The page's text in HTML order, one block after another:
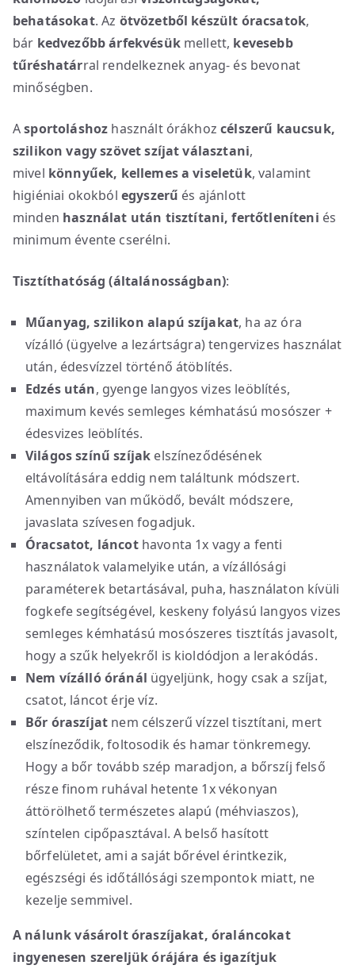
behatásokat. Az ötvözetből készült óracsatok,
bár kedvezőbb árfekvésükmellett, kevesebb
tűréshatárral rendelkeznek anyag- és bevonat
minőségben.
Asportoláshoz használt órákhozcélszerű kaucsuk,
szilikon vagy szövet szíjat választani,
mivel könnyűek, kellemes a viseletük, valamint
higiéniai okokból egyszerű és ajánlott
minden használat után tisztítani, fertőtleníteni és
minimum évente cserélni.
Tisztíthatóság (általánosságban):
Műanyag, szilikon alapú szíjakat, ha az óra
vízálló (ügyelve a lezártságra) tengervizes használat
után, édesvízzel történő átöblítés.
Edzés után, gyenge langyos vizes leöblítés,
maximum kevés semleges kémhatású mosószer +
édesvizes leöblítés.
Világos színű szíjak elszíneződésének
eltávolítására eddig nem találtunk módszert.
Amennyiben van működő, bevált módszere,
javaslata szívesen fogadjuk.
Óracsatot, láncothavonta 1x vagy a fenti
használatok valamelyike után, a vízállósági
paraméterek betartásával, puha, használaton kívüli
fogkefe segítségével, keskeny folyású langyos vizes
semleges kémhatású mosószeres tisztítás javasolt,
hogy a szűk helyekről is kioldódjon a lerakódás.
Nem vízálló óránál ügyeljünk, hogy csak a szíjat,
csatot, láncot érje víz.
Bőr óraszíjat nem célszerű vízzel tisztítani, mert
elszíneződik, foltosodik és hamar tönkremegy.
Hogy a bőr tovább szép maradjon, a bőrszíj felső
része finom ruhával hetente 1x vékonyan
áttörölhető természetes alapú (méhviaszos),
színtelen cipőpasztával. A belső hasított
bőrfelületet, ami a saját bőrével érintkezik,
egészségi és időtállósági szempontok miatt, ne
kezelje semmivel.
A nálunk vásárolt óraszíjakat, óraláncokat
ingyenesen szereljük órájára és igazítjuk